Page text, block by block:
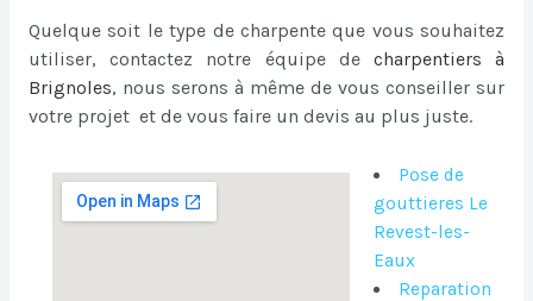
Quelque soit le type de charpente que vous souhaitez
utiliser, contactez notre équipe de charpentiers à
Brignoles, nous serons à même de vous conseiller sur
votre projet et de vous faire un devis au plus juste.
Pose de
gouttieres Le
Revest-les-
Eaux
Reparation